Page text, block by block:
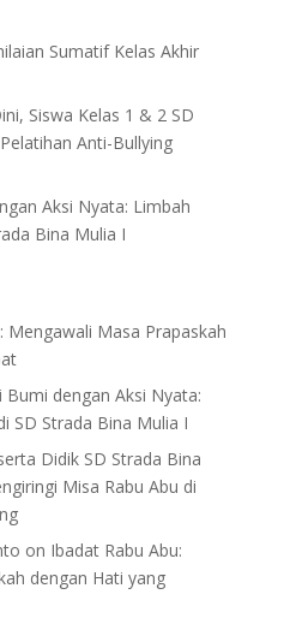
Sumatif Kelas Akhir
Siswa Kelas 1 & 2 SD
Anti-Bullying
Aksi Nyata: Limbah
Bina Mulia I
Mengawali Masa Prapaskah
Bumi dengan Aksi Nyata:
SD Strada Bina Mulia I
Didik SD Strada Bina
Misa Rabu Abu di
on Ibadat Rabu Abu:
dengan Hati yang